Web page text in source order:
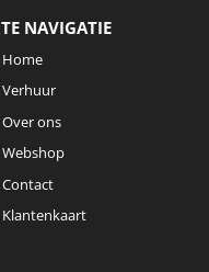
NAVIGATIE
Home
Verhuur
Over ons
Webshop
Contact
Klantenkaart